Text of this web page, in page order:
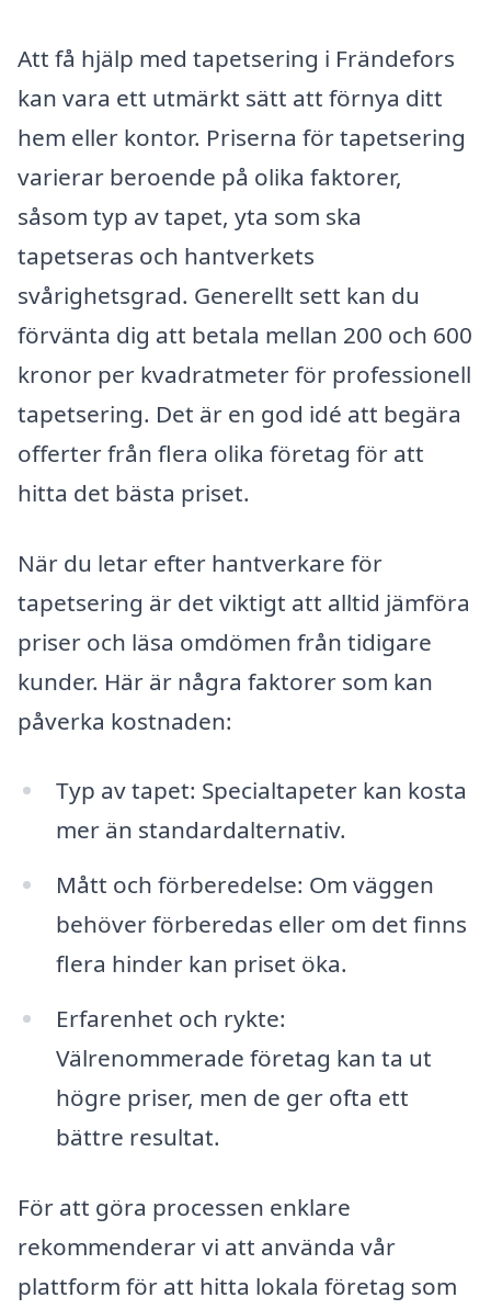
Att få hjälp med tapetsering i Frändefors
kan vara ett utmärkt sätt att förnya ditt
hem eller kontor. Priserna för tapetsering
varierar beroende på olika faktorer,
såsom typ av tapet, yta som ska
tapetseras och hantverkets
svårighetsgrad. Generellt sett kan du
förvänta dig att betala mellan 200 och 600
kronor per kvadratmeter för professionell
tapetsering. Det är en god idé att begära
offerter från flera olika företag för att
hitta det bästa priset.
När du letar efter hantverkare för
tapetsering är det viktigt att alltid jämföra
priser och läsa omdömen från tidigare
kunder. Här är några faktorer som kan
påverka kostnaden:
Typ av tapet: Specialtapeter kan kosta
mer än standardalternativ.
Mått och förberedelse: Om väggen
behöver förberedas eller om det finns
flera hinder kan priset öka.
Erfarenhet och rykte:
Välrenommerade företag kan ta ut
högre priser, men de ger ofta ett
bättre resultat.
För att göra processen enklare
rekommenderar vi att använda vår
plattform för att hitta lokala företag som